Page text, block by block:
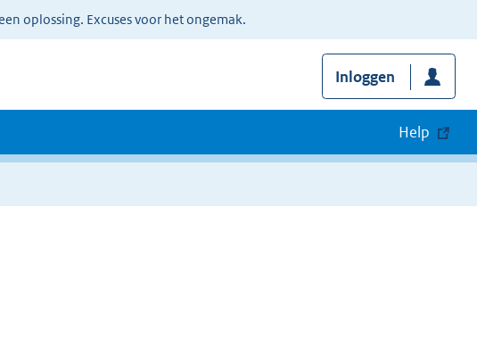
oplossing. Excuses voor het ongemak.
Inloggen
Help